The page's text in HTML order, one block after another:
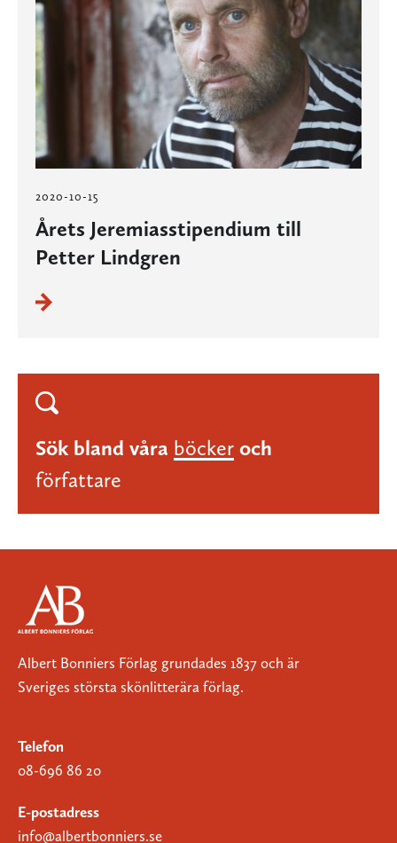
2020-10-15
Årets Jeremiasstipendium till
Petter Lindgren
Sök bland våra böcker och
författare
Albert Bonniers Förlag grundades 1837 och är
Sveriges största skönlitterära förlag.
Telefon
08-696 86 20
E-postadress
info@albertbonniers.se